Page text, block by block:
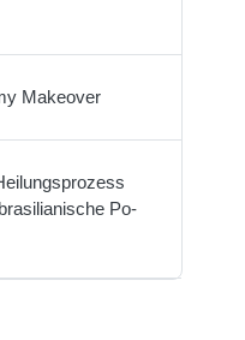
Makeover
Po-